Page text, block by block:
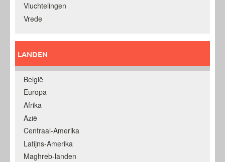
Vluchtelingen
Vrede
LANDEN
België
Europa
Afrika
Azië
Centraal-Amerika
Latijns-Amerika
Maghreb-landen